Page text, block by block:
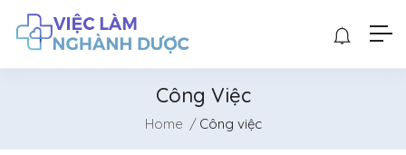
Công Việc
Home Công việc